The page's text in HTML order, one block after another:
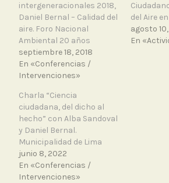
intergeneracionales 2018,
Daniel Bernal – Calidad del
aire. Foro Nacional
Ambiental 20 años
septiembre 18, 2018
En «Conferencias /
Intervenciones»
del Aire
agosto
En
Charla “Ciencia
ciudadana, del dicho al
hecho” con Alba Sandoval
y Daniel Bernal.
Municipalidad de Lima
junio 8, 2022
En «Conferencias /
Intervenciones»